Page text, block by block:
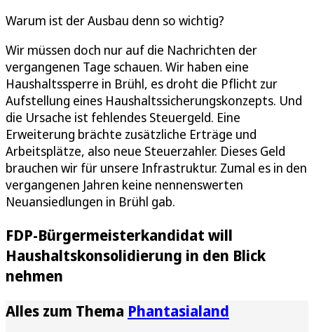
Warum ist der Ausbau denn so wichtig?
Wir müssen doch nur auf die Nachrichten der
vergangenen Tage schauen. Wir haben eine
Haushaltssperre in Brühl, es droht die Pflicht zur
Aufstellung eines Haushaltssicherungskonzepts. Und
die Ursache ist fehlendes Steuergeld. Eine
Erweiterung brächte zusätzliche Erträge und
Arbeitsplätze, also neue Steuerzahler. Dieses Geld
brauchen wir für unsere Infrastruktur. Zumal es in den
vergangenen Jahren keine nennenswerten
Neuansiedlungen in Brühl gab.
FDP-Bürgermeisterkandidat will
Haushaltskonsolidierung in den Blick
nehmen
Alles zum Thema Phantasialand